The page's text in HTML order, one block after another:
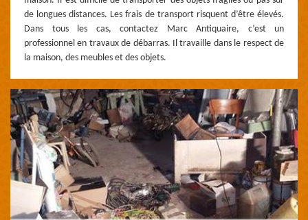
de longues distances. Les frais de transport risquent d’être élevés.
Dans tous les cas, contactez Marc Antiquaire, c’est un
professionnel en travaux de débarras. Il travaille dans le respect de
la maison, des meubles et des objets.